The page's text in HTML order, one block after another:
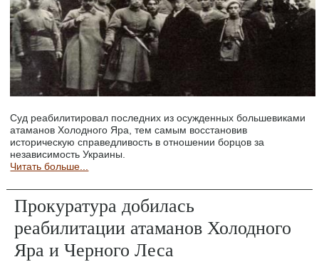
Суд реабилитировал последних из осужденных большевиками
атаманов Холодного Яра, тем самым восстановив
историческую справедливость в отношении борцов за
независимость Украины.
Читать больше...
Прокуратура добилась
реабилитации атаманов Холодного
Яра и Черного Леса